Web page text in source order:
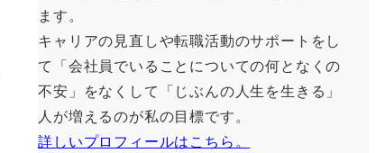
ます。
キャリアの見直しや転職活動のサポートをし
て「会社員でいることについての何となくの
不安」をなくして「じぶんの人生を生きる」
人が増えるのが私の目標です。
詳しいプロフィールはこちら。